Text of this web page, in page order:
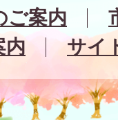
ご案内
内
サイ